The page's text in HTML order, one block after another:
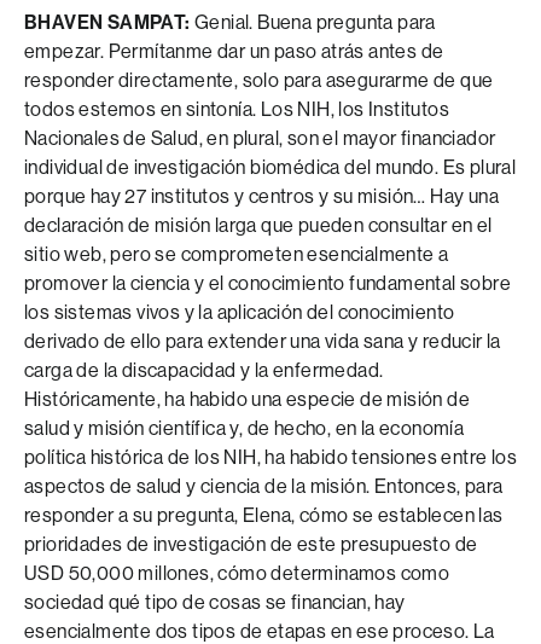
BHAVEN SAMPAT: Genial. Buena pregunta para
empezar. Permítanme dar un paso atrás antes de
responder directamente, solo para asegurarme de que
todos estemos en sintonía. Los NIH, los Institutos
Nacionales de Salud, en plural, son el mayor financiador
individual de investigación biomédica del mundo. Es plural
porque hay 27 institutos y centros y su misión… Hay una
declaración de misión larga que pueden consultar en el
sitio web, pero se comprometen esencialmente a
promover la ciencia y el conocimiento fundamental sobre
los sistemas vivos y la aplicación del conocimiento
derivado de ello para extender una vida sana y reducir la
carga de la discapacidad y la enfermedad.
Históricamente, ha habido una especie de misión de
salud y misión científica y, de hecho, en la economía
política histórica de los NIH, ha habido tensiones entre los
aspectos de salud y ciencia de la misión. Entonces, para
responder a su pregunta, Elena, cómo se establecen las
prioridades de investigación de este presupuesto de
USD 50,000 millones, cómo determinamos como
sociedad qué tipo de cosas se financian, hay
esencialmente dos tipos de etapas en ese proceso. La